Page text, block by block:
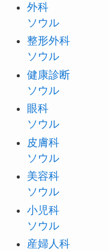
外科
ソウル
整形外科
ソウル
健康診断
ソウル
眼科
ソウル
皮膚科
ソウル
美容科
ソウル
小児科
ソウル
産婦人科